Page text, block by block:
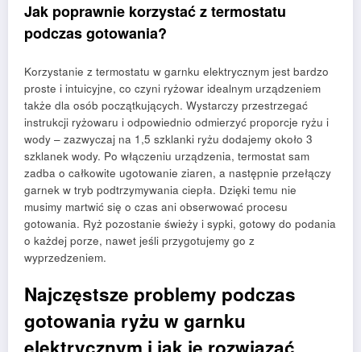
Jak poprawnie korzystać z termostatu
podczas gotowania?
Korzystanie z termostatu w garnku elektrycznym jest bardzo
proste i intuicyjne, co czyni ryżowar idealnym urządzeniem
także dla osób początkujących. Wystarczy przestrzegać
instrukcji ryżowaru i odpowiednio odmierzyć proporcje ryżu i
wody – zazwyczaj na 1,5 szklanki ryżu dodajemy około 3
szklanek wody. Po włączeniu urządzenia, termostat sam
zadba o całkowite ugotowanie ziaren, a następnie przełączy
garnek w tryb podtrzymywania ciepła. Dzięki temu nie
musimy martwić się o czas ani obserwować procesu
gotowania. Ryż pozostanie świeży i sypki, gotowy do podania
o każdej porze, nawet jeśli przygotujemy go z
wyprzedzeniem.
Najczęstsze problemy podczas
gotowania ryżu w garnku